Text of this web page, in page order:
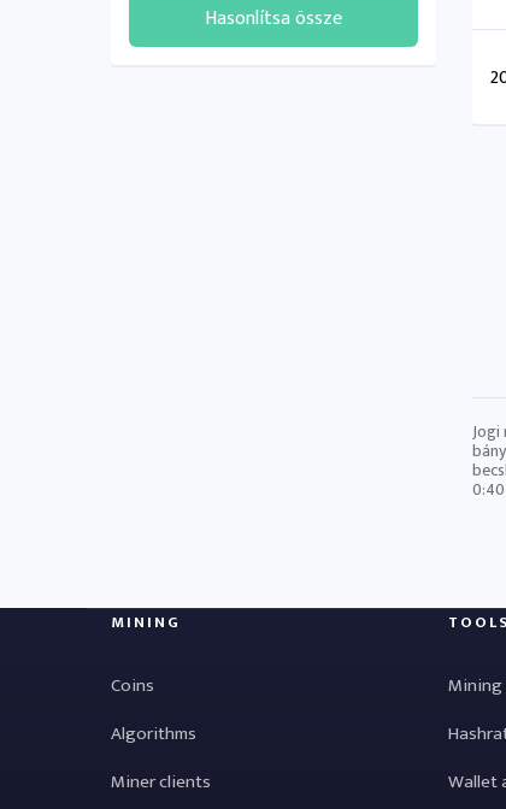
Hasonlítsa össze
0:40
MINING
Coins
Algorithms
Miner clients
TOOLS
Wallet